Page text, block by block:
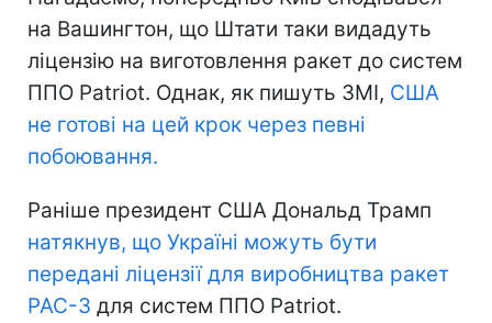
на Вашингтон, що Штати таки видадуть
ліцензію на виготовлення ракет до систем
ППО Patriot. Однак, як пишуть ЗМІ, США
не готові на цей крок через певні
побоювання.
Раніше президент США Дональд Трамп
натякнув, що Україні можуть бути
передані ліцензії для виробництва ракет
PAC-3 для систем ППО Patriot.